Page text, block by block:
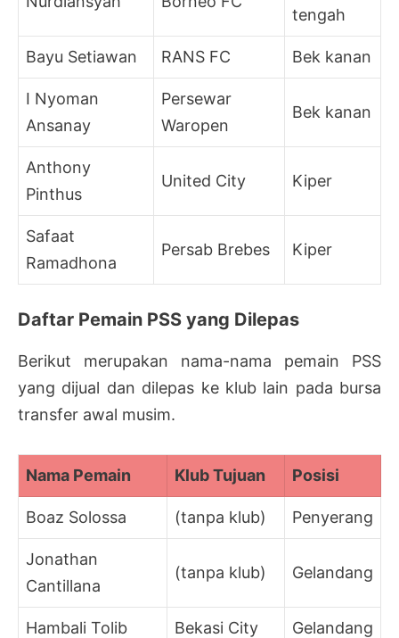
tengah
Bayu Setiawan RANS FC Bek kanan
I Nyoman
Ansanay
Persewar
Waropen
Bek kanan
Anthony
Pinthus
United City Kiper
Safaat
Ramadhona
Persab Brebes Kiper
Daftar Pemain PSS yang Dilepas
Berikut merupakan nama-nama pemain PSS
yang dijual dan dilepas ke klub lain pada bursa
transfer awal musim.
Nama Pemain Klub Tujuan Posisi
Boaz Solossa (tanpa klub) Penyerang
Jonathan
Cantillana
(tanpa klub) Gelandang
Hambali Tolib Bekasi City Gelandang